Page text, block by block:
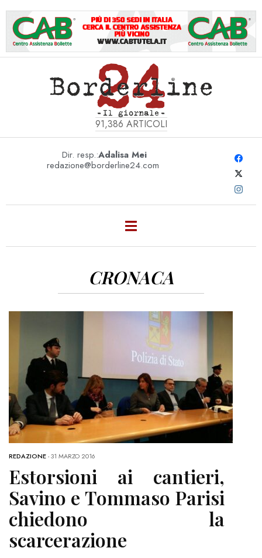
91,386 ARTICOLI
Dir. resp.:Adalisa Mei
redazione@borderline24.com
CRONACA
REDAZIONE-31 MARZO 2016
Estorsioni ai cantieri,
Savino e Tommaso Parisi
chiedono la
scarcerazione